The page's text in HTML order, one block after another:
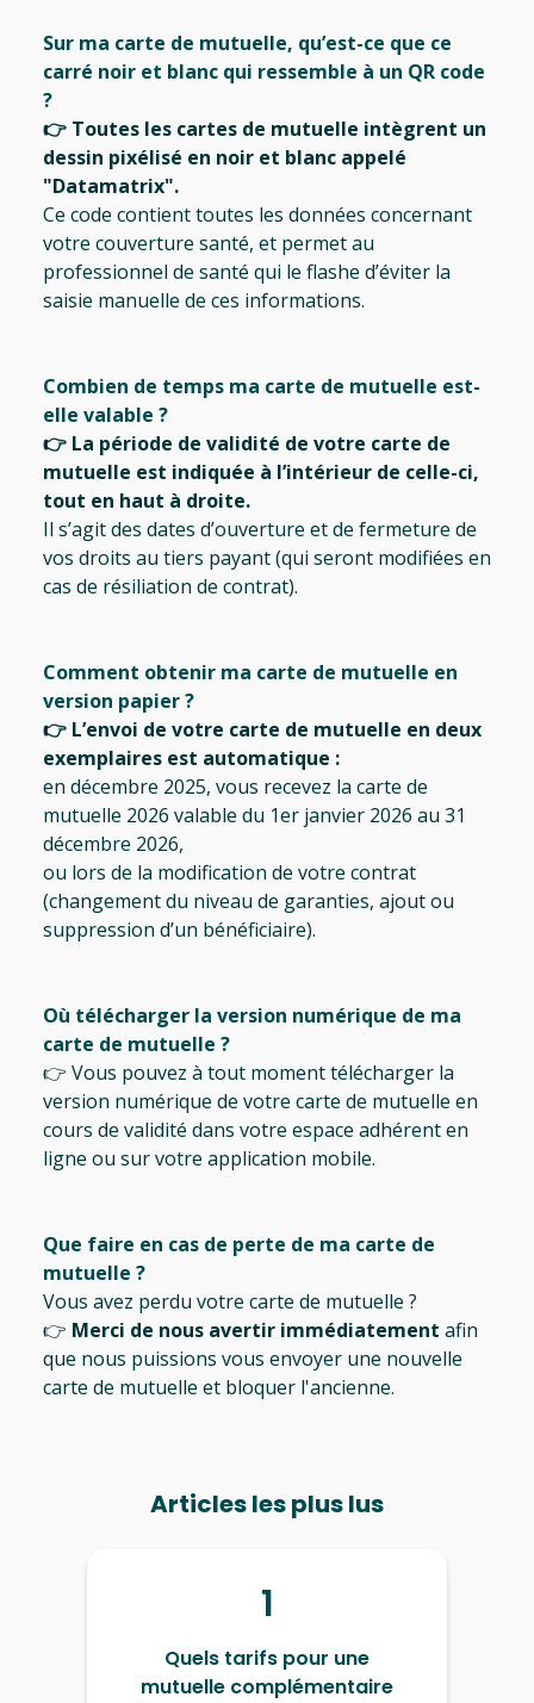
Sur ma carte de mutuelle, qu’est-ce que ce
carré noir et blanc qui ressemble à un QR code
?
👉 Toutes les cartes de mutuelle intègrent un
dessin pixélisé en noir et blanc appelé
"Datamatrix".
Ce code contient toutes les données concernant
votre couverture santé, et permet au
professionnel de santé qui le flashe d’éviter la
saisie manuelle de ces informations.
Combien de temps ma carte de mutuelle est-
elle valable ?
👉 La période de validité de votre carte de
mutuelle est indiquée à l’intérieur de celle-ci,
tout en haut à droite.
Il s’agit des dates d’ouverture et de fermeture de
vos droits au tiers payant (qui seront modifiées en
cas de résiliation de contrat).
Comment obtenir ma carte de mutuelle en
version papier ?
👉 L’envoi de votre carte de mutuelle en deux
exemplaires est automatique :
en décembre 2025, vous recevez la carte de
mutuelle 2026 valable du 1er janvier 2026 au 31
décembre 2026,
ou lors de la modification de votre contrat
(changement du niveau de garanties, ajout ou
suppression d’un bénéficiaire).
Où télécharger la version numérique de ma
carte de mutuelle ?
👉 Vous pouvez à tout moment télécharger la
version numérique de votre carte de mutuelle en
cours de validité dans votre espace adhérent en
ligne ou survotre application mobile.
Que faire en cas de perte de ma carte de
mutuelle ?
Vous avez perdu votre carte de mutuelle ?
👉 Merci de nous avertir immédiatement afin
que nous puissions vous envoyer une nouvelle
carte de mutuelle et bloquer l'ancienne.
Articles les plus lus
1
Quels tarifs pour une
mutuelle complémentaire